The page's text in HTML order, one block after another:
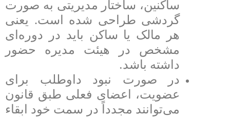
ساکنین، ساختار مدیریتی به صورت
گردشی طراحی شده است. یعنی
هر مالک یا ساکن باید در دوره‌ای
مشخص در هیئت مدیره حضور
داشته باشد.
در صورت نبود داوطلب برای
عضویت، اعضای فعلی طبق قانون
می‌توانند مجدداً در سمت خود ابقاء